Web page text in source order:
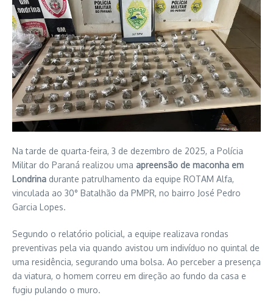
Na tarde de quarta-feira, 3 de dezembro de 2025, a Polícia
Militar do Paraná realizou uma apreensão de maconha em
Londrina durante patrulhamento da equipe ROTAM Alfa,
vinculada ao 30° Batalhão da PMPR, no bairro José Pedro
Garcia Lopes.
Segundo o relatório policial, a equipe realizava rondas
preventivas pela via quando avistou um indivíduo no quintal de
uma residência, segurando uma bolsa. Ao perceber a presença
da viatura, o homem correu em direção ao fundo da casa e
fugiu pulando o muro.